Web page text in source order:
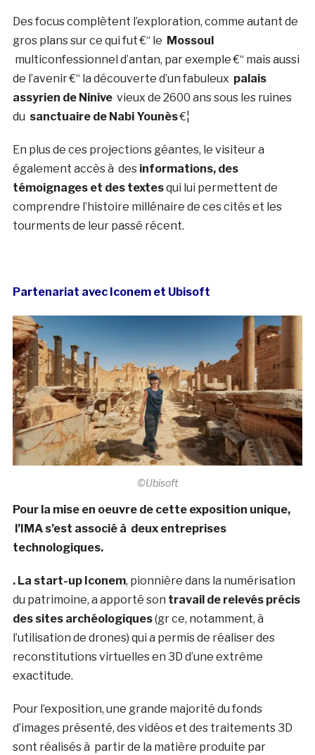
Des focus complètent l’exploration, comme autant de
gros plans sur ce qui fut €“ le Mossoul
multiconfessionnel d’antan, par exemple €“ mais aussi
de l’avenir €“ la découverte d’un fabuleux palais
assyrien de Ninivevieux de 2600 ans sous les ruines
du sanctuaire de Nabi Younès€¦
En plus de ces projections géantes, le visiteur a
également accès à des informations, des
témoignages et des textesqui lui permettent de
comprendre l’histoire millénaire de ces cités et les
tourments de leur passé récent.
Partenariat avec Iconem et Ubisoft
©Ubisoft
Pour la mise en oeuvre de cette exposition unique,
l’IMA s’est associé à deux entreprises
technologiques.
. La start-up Iconem, pionnière dans la numérisation
du patrimoine, a apporté son travail de relevés précis
des sites archéologiques(gr ce, notamment, à
l’utilisation de drones) qui a permis de réaliser des
reconstitutions virtuelles en 3D d’une extrême
exactitude.
Pour l’exposition, une grande majorité du fonds
d’images présenté, des vidéos et des traitements 3D
sont réalisés à partir de la matière produite par